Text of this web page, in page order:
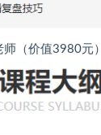
（价值3980元）